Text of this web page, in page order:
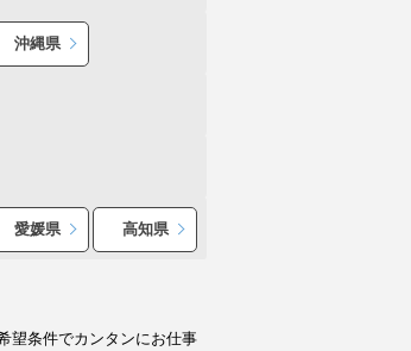
沖縄県
愛媛県 高知県
望条件でカンタンにお仕事